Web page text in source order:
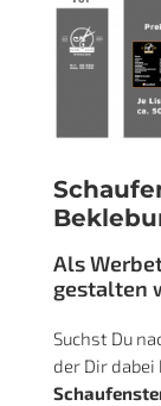
Als
gestalten
Suchst Du
der Dir